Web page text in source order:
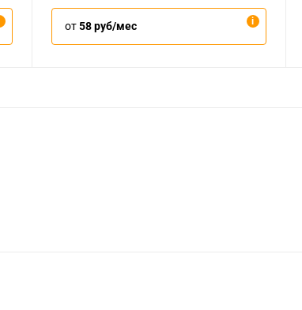
от58 руб/мес